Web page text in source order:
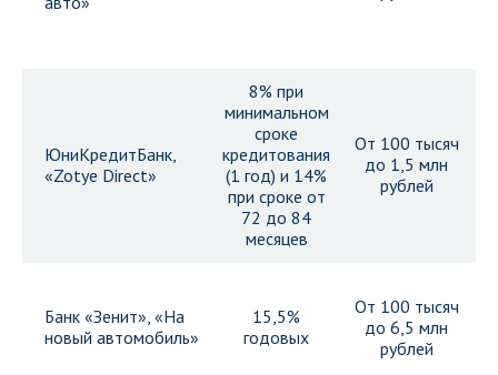
ЮниКредитБанк,
«Zotye Direct»
8% при
минимальном
сроке
кредитования
(1 год) и 14%
при сроке от
72 до 84
месяцев
От 100 тысяч
до 1,5 млн
рублей
Банк «Зенит», «На
новый автомобиль»
15,5%
годовых
От 100 тысяч
до 6,5 млн
рублей